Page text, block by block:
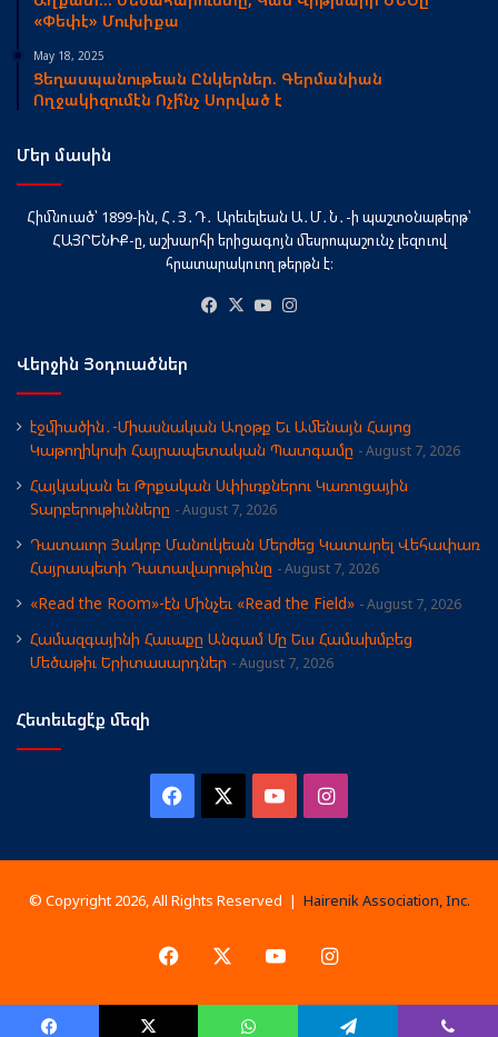
«Փեփէ» Մուխիքա
May 18, 2025
Ցեղասպանութեան Ընկերներ. Գերմանիան
Ողջակիզումէն Ոչի՞նչ Սորված է
Մեր մասին
Հիմնուած՝ 1899-ին, Հ․Յ․Դ․ Արեւելեան Ա․Մ․Ն․-ի պաշտօնաթերթ՝
ՀԱՅՐԵՆԻՔ-ը, աշխարհի երիցագոյն մեսրոպաշունչ լեզուով
հրատարակուող թերթն է։
Facebook
X YouTube
Վերջին Յօդուածներ
էջմիածին․-Միասնական Աղօթք Եւ Ամենայն Հայոց
Կաթողիկոսի Հայրապետական Պատգամը
August 7, 2026
Հայկական եւ Թրքական Սփիւռքներու Կառուցային
Տարբերութիւնները
August 7, 2026
Դատաւոր Յակոբ Մանուկեան Մերժեց Կատարել Վեհափառ
Հայրապետի Դատավարութիւնը
August 7, 2026
«Read the Room»-էն Մինչեւ «Read the Field» August 7, 2026
Համազգայինի Հաւաքը Անգամ Մը Եւս Համախմբեց
Մեծաթիւ Երիտասարդներ
August 7, 2026
Հետեւեցէ՛ք մեզի
Facebook YouTubeInstagram
© Copyright 2026, All Rights Reserved | Hairenik Association, Inc.
Facebook YouTubeInstagram